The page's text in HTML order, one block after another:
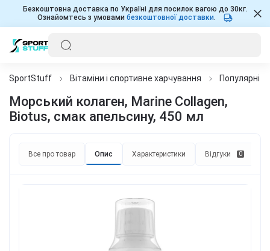
Безкоштовна доставка по Україні для посилок вагою до 30кг.
Ознайомтесь з умовами безкоштовної доставки.
SportStuff Вітаміни і спортивне харчування Популярні
Морський колаген, Marine Collagen,
Biotus, смак апельсину, 450 мл
Все про товар Опис Характеристики Відгуки 0